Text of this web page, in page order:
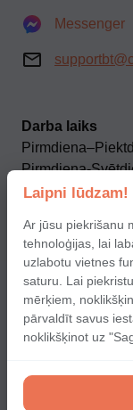
Messenger
Darba laiks
Pirmdiena-
Mūsu sociālie
Terms
Laipni lūdzam!
Ar jūsu piekrišanu
tehnoloģijas, lai
uzlabotu vietnes
saturu. Lai
mērķiem,
pārvaldīt savus
noklikšķinot uz